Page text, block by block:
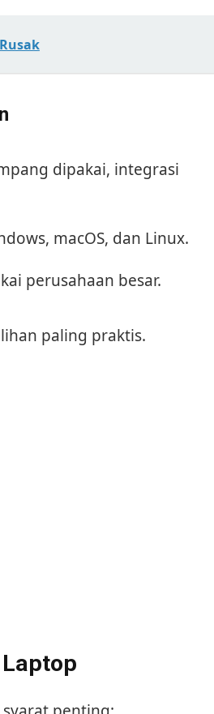
dipakai, integrasi
macOS, dan Linux.
perusahaan besar.
paling praktis.